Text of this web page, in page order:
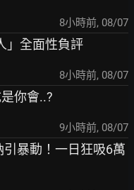
8小時前, 08/07
」全面性負評
8小時前, 08/07
你會..?
9小時前, 08/07
暴動！一日狂吸6萬